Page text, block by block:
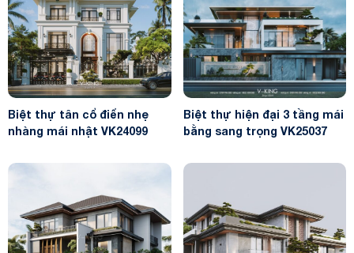
Biệt thự tân cổ điển nhẹ
nhàng mái nhật VK24099
Biệt thự hiện đại 3 tầng mái
bằng sang trọng VK25037